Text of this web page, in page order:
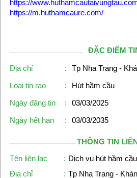
https://
https://m.huthamcaure.com/
ĐẶC ĐIỂM
Địa chỉ :
Tp Nha Trang -
Loại tin rao
:
Hút hầm cầu
Ngày đăng tin
:
03/03/2025
Ngày hết hạn
: 03/03/2035
THÔNG TIN
Tên liên lạc
: Dịch vụ hút hầm
Địa chỉ
: Tp Nha Trang -